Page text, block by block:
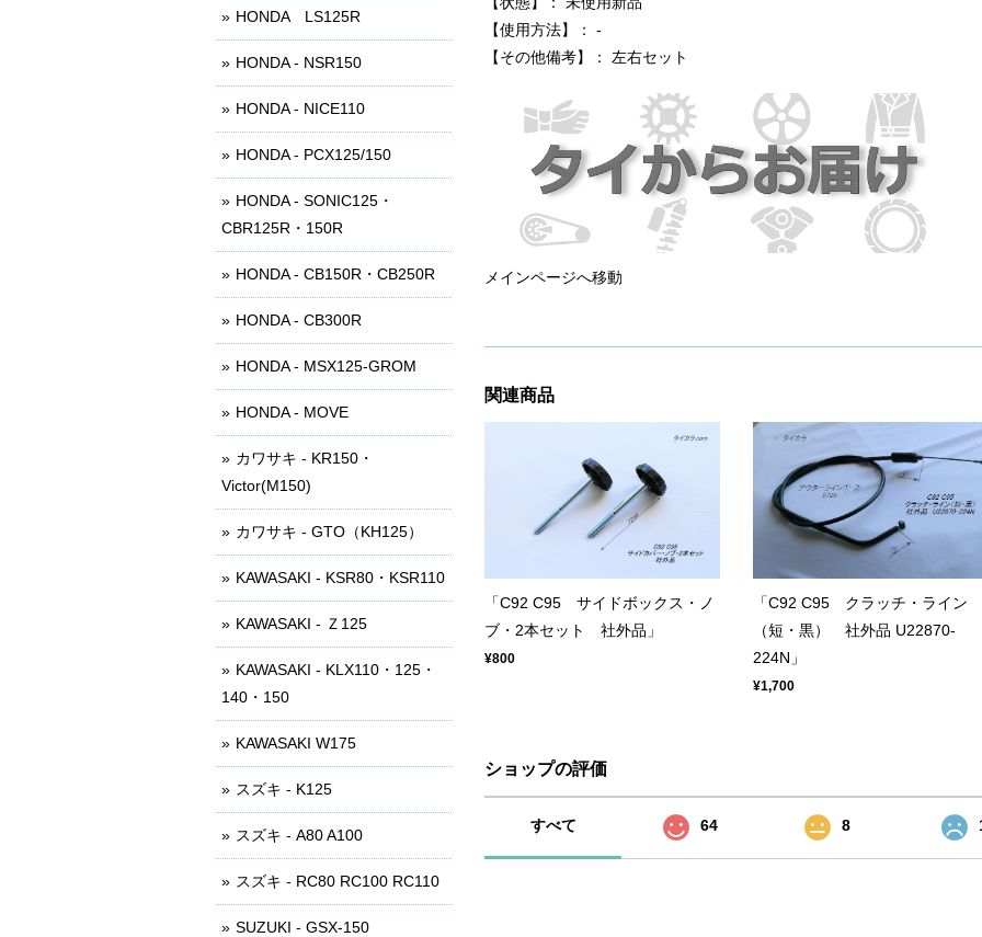
【使用方法】： -
【その他備考】： 左右セット
メインページへ移動
関連商品
「C92 C95 サイドボックス・ノ
ブ・2本セット 社外品」
¥800
「C92 C95 クラッチ・ライン
（短・黒） 社外品 U22870-
224N」
¥1,700
ショップの評価
すべて 64 8
HONDA LS125R
HONDA - NSR150
HONDA - NICE110
HONDA - PCX125/150
HONDA - SONIC125・
CBR125R・150R
HONDA - CB150R・CB250R
HONDA - CB300R
HONDA - MSX125-GROM
HONDA - MOVE
カワサキ - KR150・
Victor(M150)
カワサキ - GTO（KH125）
KAWASAKI - KSR80・KSR110
KAWASAKI - Ｚ125
KAWASAKI - KLX110・125・
140・150
KAWASAKI W175
スズキ - K125
スズキ - A80 A100
スズキ - RC80 RC100 RC110
SUZUKI - GSX-150